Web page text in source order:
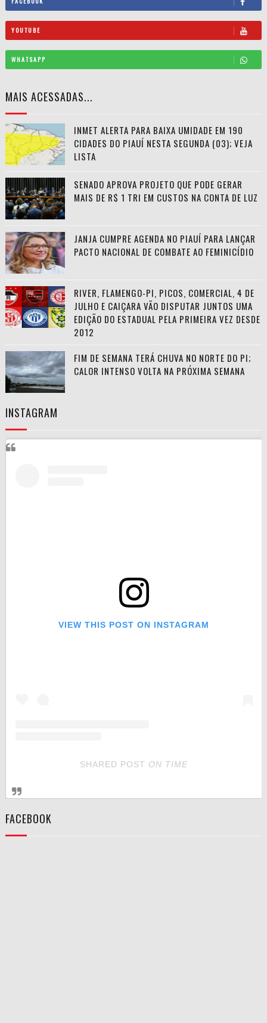
YOUTUBE
WHATSAPP
MAIS ACESSADAS...
INMET ALERTA PARA BAIXA UMIDADE EM 190
CIDADES DO PIAUÍ NESTA SEGUNDA (03); VEJA
LISTA
SENADO APROVA PROJETO QUE PODE GERAR
MAIS DE R$ 1 TRI EM CUSTOS NA CONTA DE LUZ
JANJA CUMPRE AGENDA NO PIAUÍ PARA LANÇAR
PACTO NACIONAL DE COMBATE AO FEMINICÍDIO
RIVER, FLAMENGO-PI, PICOS, COMERCIAL, 4 DE
JULHO E CAIÇARA VÃO DISPUTAR JUNTOS UMA
EDIÇÃO DO ESTADUAL PELA PRIMEIRA VEZ DESDE
2012
FIM DE SEMANA TERÁ CHUVA NO NORTE DO PI;
CALOR INTENSO VOLTA NA PRÓXIMA SEMANA
INSTAGRAM
VIEW THIS POST ON INSTAGRAM
SHARED POST ON TIME
FACEBOOK